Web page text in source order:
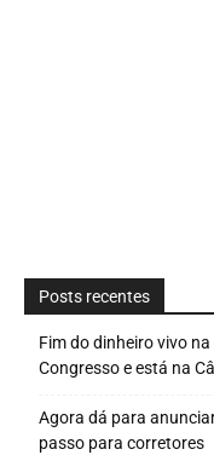
Posts recentes
Fim do dinheiro vivo
Congresso e está na
Agora dá para
passo para corretores